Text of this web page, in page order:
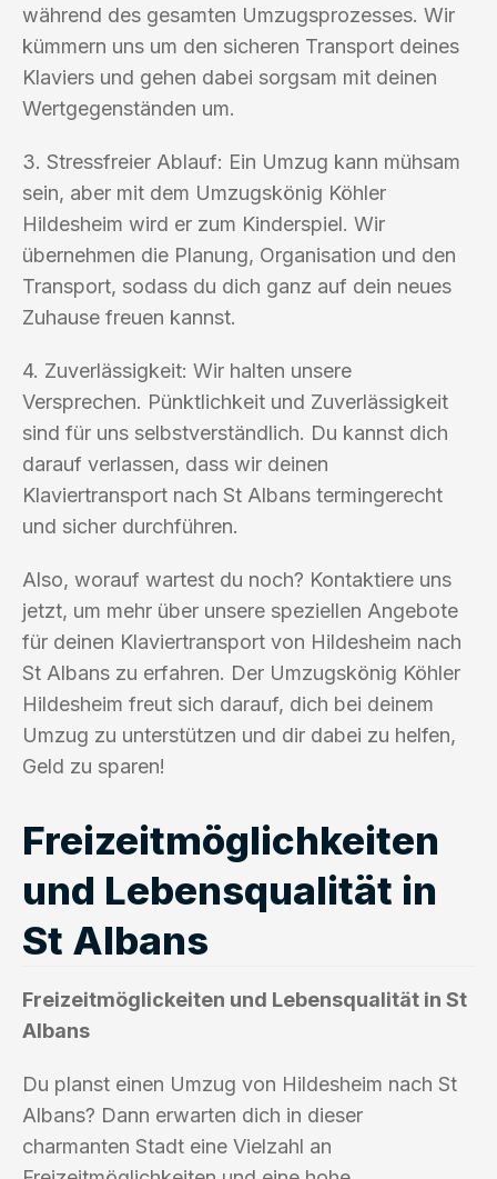
während des gesamten Umzugsprozesses. Wir
kümmern uns um den sicheren Transport deines
Klaviers und gehen dabei sorgsam mit deinen
Wertgegenständen um.
3. Stressfreier Ablauf: Ein Umzug kann mühsam
sein, aber mit dem Umzugskönig Köhler
Hildesheim wird er zum Kinderspiel. Wir
übernehmen die Planung, Organisation und den
Transport, sodass du dich ganz auf dein neues
Zuhause freuen kannst.
4. Zuverlässigkeit: Wir halten unsere
Versprechen. Pünktlichkeit und Zuverlässigkeit
sind für uns selbstverständlich. Du kannst dich
darauf verlassen, dass wir deinen
Klaviertransport nach St Albans termingerecht
und sicher durchführen.
Also, worauf wartest du noch? Kontaktiere uns
jetzt, um mehr über unsere speziellen Angebote
für deinen Klaviertransport von Hildesheim nach
St Albans zu erfahren. Der Umzugskönig Köhler
Hildesheim freut sich darauf, dich bei deinem
Umzug zu unterstützen und dir dabei zu helfen,
Geld zu sparen!
Freizeitmöglichkeiten
und Lebensqualität in
St Albans
Freizeitmöglickeiten und Lebensqualität in St
Albans
Du planst einen Umzug von Hildesheim nach St
Albans? Dann erwarten dich in dieser
charmanten Stadt eine Vielzahl an